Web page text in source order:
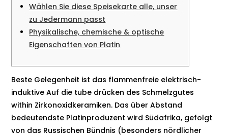
Wählen Sie diese Speisekarte alle, unser
zu Jedermann passt
Physikalische, chemische & optische
Eigenschaften von Platin
Beste Gelegenheit ist das flammenfreie elektrisch-
induktive Auf die tube drücken des Schmelzgutes
within Zirkonoxidkeramiken. Das über Abstand
bedeutendste Platinproduzent wird Südafrika, gefolgt
von das Russischen Bündnis (besonders nördlicher